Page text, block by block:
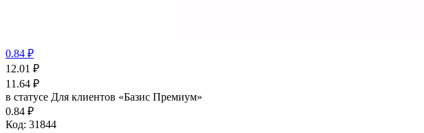
0.84 ₽
12.01 ₽
11.64 ₽
в статусе Для клиентов «Базис Премиум»
0.84 ₽
Код: 31844